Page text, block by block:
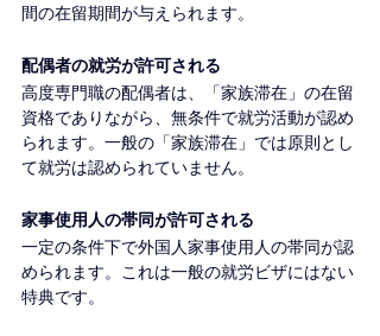
間の在留期間が与えられます。
配偶者の就労が許可される
高度専門職の配偶者は、「家族滞在」の在留
資格でありながら、無条件で就労活動が認め
られます。一般の「家族滞在」では原則とし
て就労は認められていません。
家事使用人の帯同が許可される
一定の条件下で外国人家事使用人の帯同が認
められます。これは一般の就労ビザにはない
特典です。